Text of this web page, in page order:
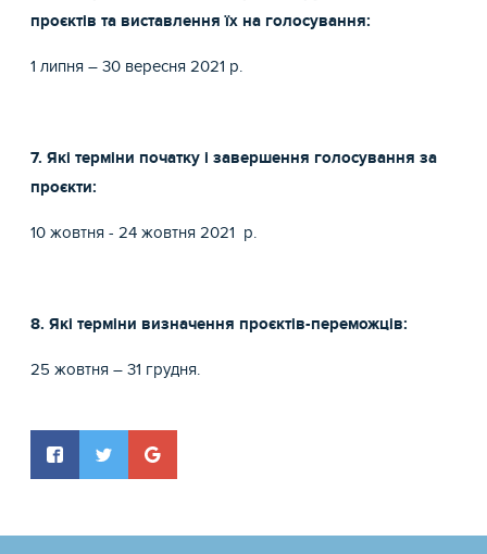
проєктів та виставлення їх на голосування:
1 липня – 30 вересня 2021 р.
7. Які терміни початку і завершення голосування за
проєкти:
10 жовтня - 24 жовтня 2021 р.
8. Які терміни визначення проєктів-переможців:
25 жовтня – 31 грудня.